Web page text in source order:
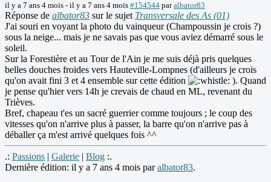
il y a 7 ans 4 mois - il y a 7 ans 4 mois #154544 paralbator83
Réponse de albator83 sur le sujet Transversale des As (01)
J'ai souri en voyant la photo du vainqueur (Champoussin je crois ?)
sous la neige... mais je ne savais pas que vous aviez démarré sous le
soleil.
Sur la Forestière et au Tour de l'Ain je me suis déjà pris quelques
belles douches froides vers Hauteville-Lompnes (d'ailleurs je crois
qu'on avait fini 3 et 4 ensemble sur cette édition
). Quand
je pense qu'hier vers 14h je crevais de chaud en ML, revenant du
Trièves.
Bref, chapeau t'es un sacré guerrier comme toujours ; le coup des
vitesses qu'on n'arrive plus à passer, la barre qu'on n'arrive pas à
déballer ça m'est arrivé quelques fois ^^
.: Passions | Galerie | Blog :.
Dernière édition: il y a 7 ans 4 mois paralbator83.